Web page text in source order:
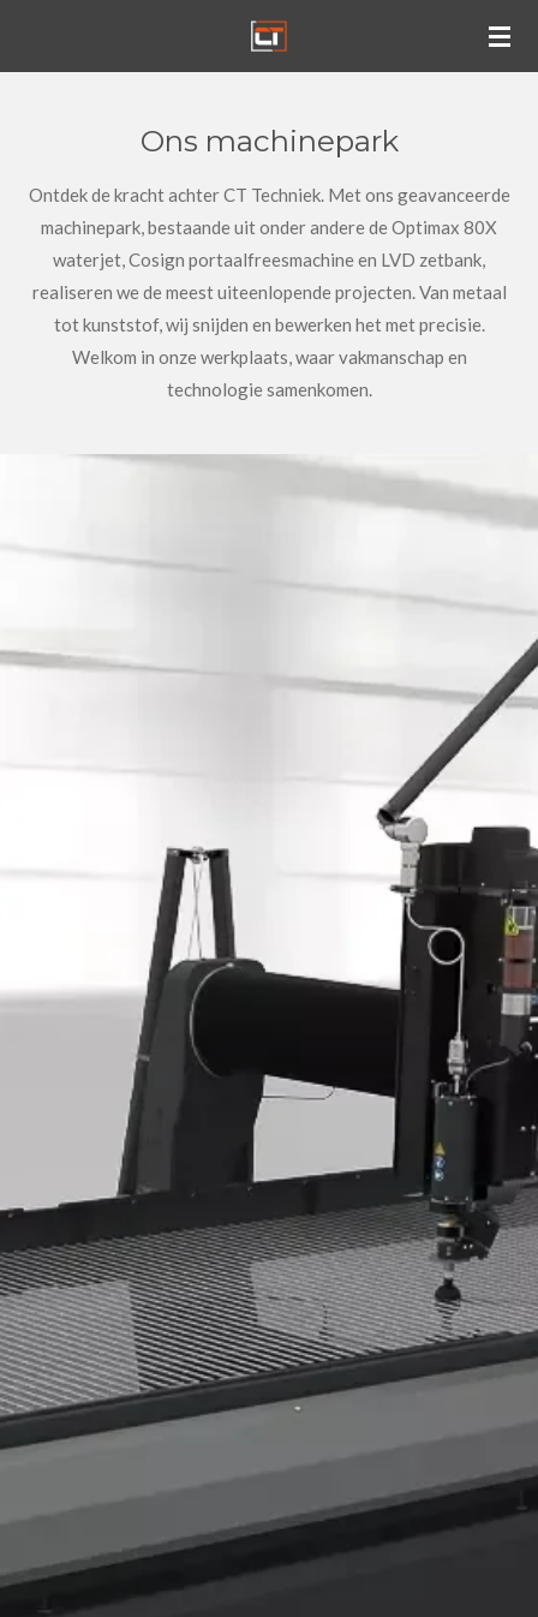
Ons machinepark
Ontdek de kracht achter CT Techniek. Met ons geavanceerde
machinepark, bestaande uit onder andere de Optimax 80X
waterjet, Cosign portaalfreesmachine en LVD zetbank,
realiseren we de meest uiteenlopende projecten. Van metaal
tot kunststof, wij snijden en bewerken het met precisie.
Welkom in onze werkplaats, waar vakmanschap en
technologie samenkomen.